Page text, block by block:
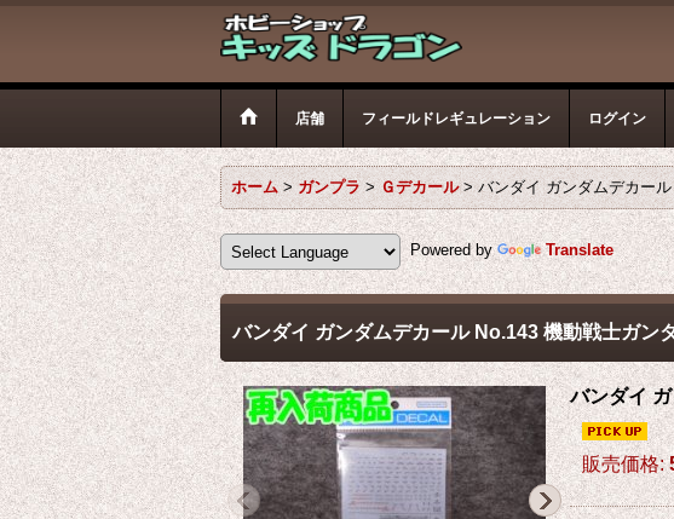
店舗 フィールドレギュレーション ログイン
ホーム > ガンプラ > Ｇデカール > バンダイ ガンダムデカー
Powered by Translate
バンダイ ガンダムデカール No.143 機動戦士ガン
バンダイ
販売価格: